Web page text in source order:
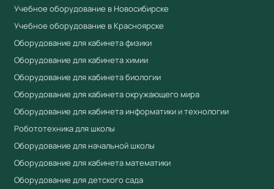
Учебное оборудование в Новосибирске
Учебное оборудование в Красноярске
Оборудование для кабинета физики
Оборудование для кабинета химии
Оборудование для кабинета биологии
Оборудование для кабинета окружающего мира
Оборудование для кабинета информатики и технологии
Робототехника для школы
Оборудование для начальной школы
Оборудование для кабинета математики
Оборудование для детского сада